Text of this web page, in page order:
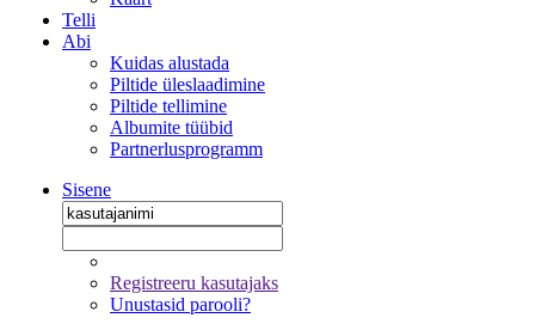
Telli
Abi
Kuidas alustada
Piltide üleslaadimine
Piltide tellimine
Albumite tüübid
Partnerlusprogramm
Sisene
Registreeru kasutajaks
Unustasid parooli?